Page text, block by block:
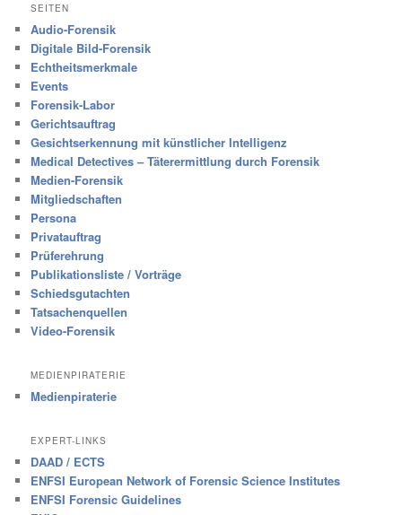
SEITEN
Audio-Forensik
Digitale Bild-Forensik
Echtheitsmerkmale
Events
Forensik-Labor
Gerichtsauftrag
Gesichtserkennung mit künstlicher Intelligenz
Medical Detectives – Täterermittlung durch Forensik
Medien-Forensik
Mitgliedschaften
Persona
Privatauftrag
Prüferehrung
Publikationsliste / Vorträge
Schiedsgutachten
Tatsachenquellen
Video-Forensik
MEDIENPIRATERIE
Medienpiraterie
EXPERT-LINKS
DAAD / ECTS
ENFSI European Network of Forensic Science Institutes
ENFSI Forensic Guidelines